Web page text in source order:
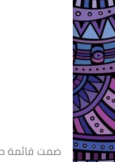
ضمت قائمة